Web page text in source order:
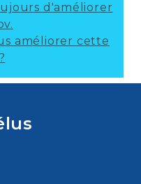
d'améliorer
améliorer cette